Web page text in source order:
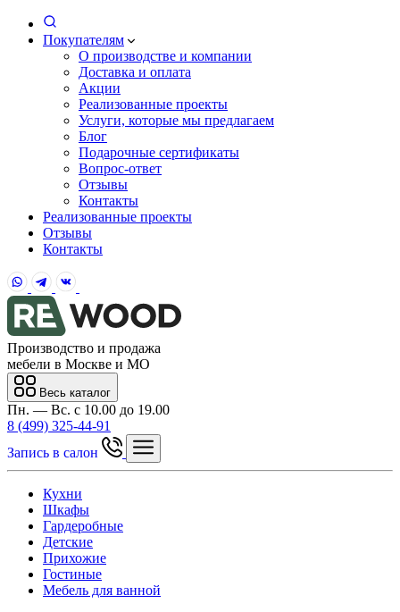
Покупателям
О производстве и компании
Доставка и оплата
Акции
Реализованные проекты
Услуги, которые мы предлагаем
Блог
Подарочные сертификаты
Вопрос-ответ
Отзывы
Контакты
Реализованные проекты
Отзывы
Контакты
Производство и продажа
мебели в Москве и МО
Весь каталог
Пн. — Вс. с 10.00 до 19.00
8 (499) 325-44-91
Запись в салон
Кухни
Шкафы
Гардеробные
Детские
Прихожие
Гостиные
Мебель для ванной